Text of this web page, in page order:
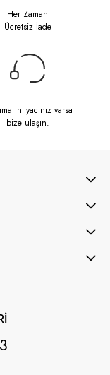
Her Zaman
Ücretsiz İade
ihtiyacınız varsa
bize ulaşın.